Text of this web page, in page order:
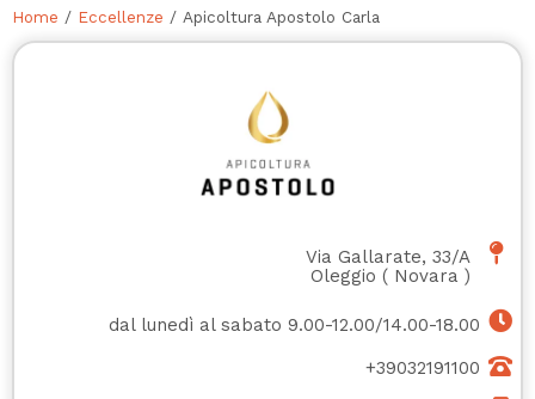
Home / Eccellenze / Apicoltura Apostolo Carla
Via Gallarate, 33/A
Oleggio ( Novara )
dal lunedì al sabato 9.00-12.00/14.00-18.00
+39032191100